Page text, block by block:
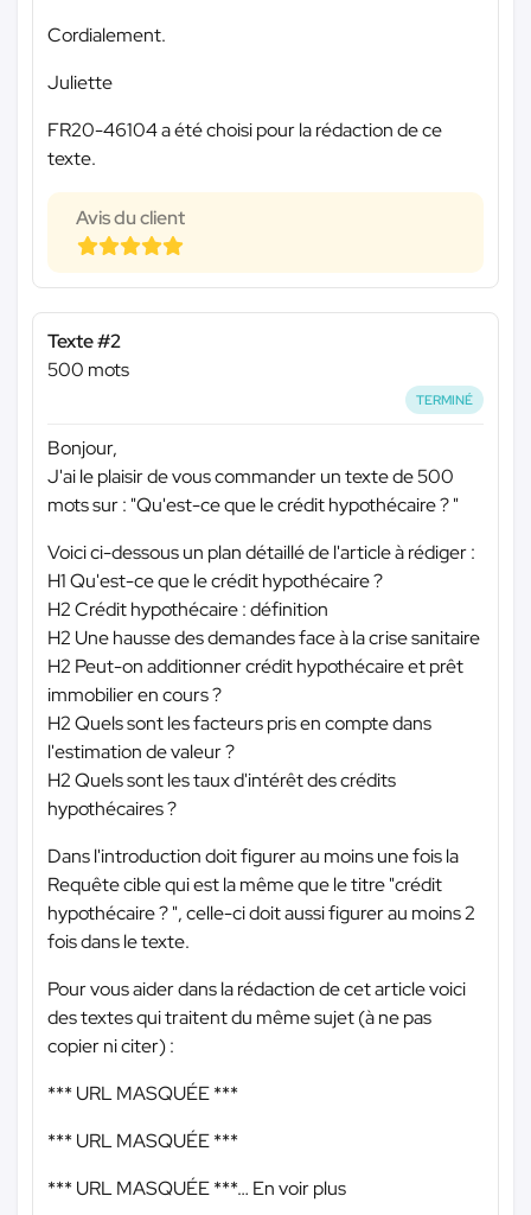
Cordialement.
Juliette
FR20-46104 a été choisi pour la rédaction de ce
texte.
Avis du client
Texte #2
500 mots
TERMINÉ
Bonjour,
J'ai le plaisir de vous commander un texte de 500
mots sur : "Qu'est-ce que le crédit hypothécaire ? "
Voici ci-dessous un plan détaillé de l'article à rédiger :
H1 Qu'est-ce que le crédit hypothécaire ?
H2 Crédit hypothécaire : définition
H2 Une hausse des demandes face à la crise sanitaire
H2 Peut-on additionner crédit hypothécaire et prêt
immobilier en cours ?
H2 Quels sont les facteurs pris en compte dans
l'estimation de valeur ?
H2 Quels sont les taux d'intérêt des crédits
hypothécaires ?
Dans l'introduction doit figurer au moins une fois la
Requête cible qui est la même que le titre "crédit
hypothécaire ? ", celle-ci doit aussi figurer au moins 2
fois dans le texte.
Pour vous aider dans la rédaction de cet article voici
des textes qui traitent du même sujet (à ne pas
copier ni citer) :
*** URL MASQUÉE ***
*** URL MASQUÉE ***
*** URL MASQUÉE ***… En voir plus